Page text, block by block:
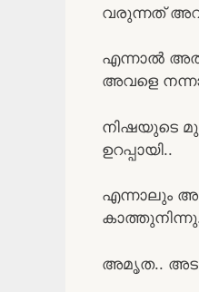
വരുന്നത്
എന്നാൽ
അവളെ
നിഷയുടെ
ഉറപ്പായി..
എന്നാലും
അമൃത..